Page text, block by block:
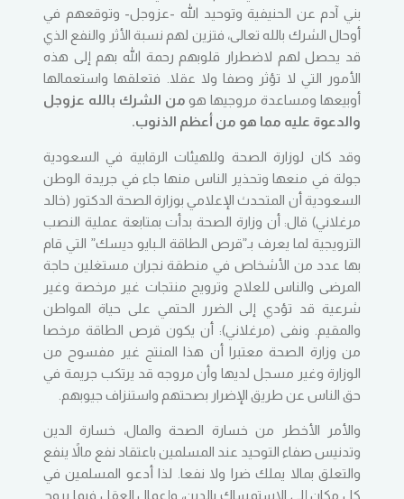
بني آدم عن الحنيفية وتوحيد الله -عزوجل- وتوقعهم في
أوحال الشرك بالله تعالى، فتزين لهم نسبة الأثر والنفع الذي
قد يحصل لهم لاضطرار قلوبهم رحمة الله بهم إلى هذه
الأمور التي لا تؤثر وصفا ولا عقلا. فتعلقها واستعمالها
أوبيعها ومساعدة مروجيها هو من الشرك بالله عزوجل
والدعوة عليه مما هو من أعظم الذنوب.
وقد كان لوزارة الصحة وللهيئات الرقابية في السعودية
جولة في منعها وتحذير الناس منها جاء في جريدة الوطن
السعودية أن المتحدث الإعلامي بوزارة الصحة الدكتور (خالد
مرغلاني) قال: أن وزارة الصحة بدأت بمتابعة عملية النصب
الترويجية لما يعرف بـ”قرص الطاقة الـبايو ديسك” التي قام
بها عدد من الأشخاص في منطقة نجران مستغلين حاجة
المرضى والناس للعلاج وترويج منتجات غير مرخصة وغير
شرعية قد تؤدي إلى الضرر الحتمي على حياة المواطن
والمقيم. ونفى (مرغلاني): أن يكون قرص الطاقة مرخصا
من وزارة الصحة معتبرا أن هذا المنتج غير مفسوح من
الوزارة وغير مسجل لديها وأن مروجه قد يرتكب جريمة في
حق الناس عن طريق الإضرار بصحتهم واستنزاف جيوبهم.
والأمر الأخطر من خسارة الصحة والمال، خسارة الدين
وتدنيس صفاء التوحيد عند المسلمين باعتقاد نفع مالاً ينفع
والتعلق بمالا يملك ضرا ولا نفعا. لذا أدعو المسلمين في
كل مكان إلى الاستمساك بالدين، وإعمال العقل فيما يروج